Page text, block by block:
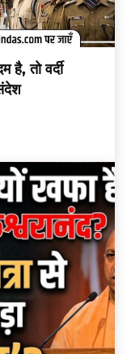
तो वर्दी